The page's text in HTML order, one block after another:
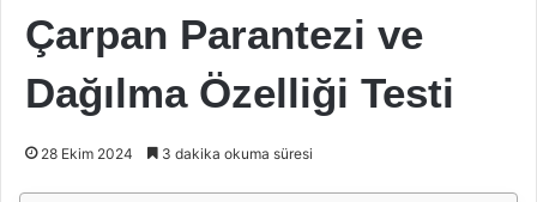
Çarpan Parantezi ve
Dağılma Özelliği Testi
28 Ekim 2024 3 dakika okuma süresi